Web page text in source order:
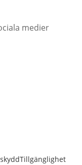
medier
fönster
fönster
Tillgänglighet